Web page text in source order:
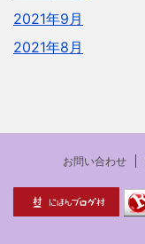
2021年9月
2021年8月
お問い合わせ